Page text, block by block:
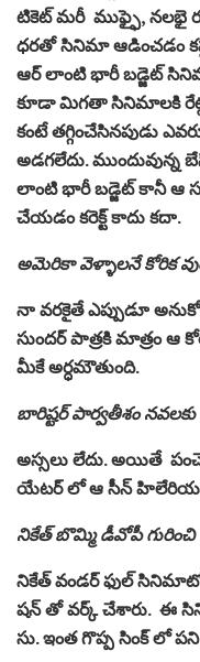
టికెట్ మరీ ముఫ్ఫై, నలభై
ధరతో సినిమా ఆడించడం
ఆర్ లాంటి భారీ బడ్జెట్
కూడా మిగతా సినిమాలకి
కంటే తగ్గించేసినపుడు
అడగలేదు. ముందువున్న
లాంటి భారీ బడ్జెట్ కానీ ఆ
చేయడం కరెక్ట్ కాదు కదా.
అమెరికా వెళ్ళాలనే కోరిక
నా వరకైతే ఎప్పుడూ
సుందర్ పాత్రకి మాత్రం ఆ
మీకే అర్ధమౌతుంది.
బారిష్టర్ పార్వతీశం
అస్సలు లేదు. అయితే
యేటర్ లో ఆ సీన్
నికేత్ బొమ్మి డీవోపీ గురించి
నికేత్ వండర్ ఫుల్
షన్ తో వర్క్ చేశారు. ఈ
సు. ఇంత గొప్ప సింక్ లో